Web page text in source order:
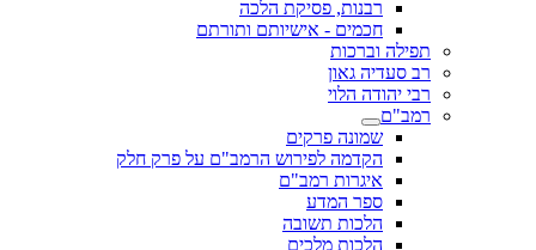
רבנות, פסיקת הלכה
חכמים - אישיותם ותורתם
תפילה וברכות
רב סעדיה גאון
רבי יהודה הלוי
רמב"ם
שמונה פרקים
הקדמה לפירוש הרמב"ם על פרק חלק
איגרות רמב"ם
ספר המדע
הלכות תשובה
הלכות מלכים